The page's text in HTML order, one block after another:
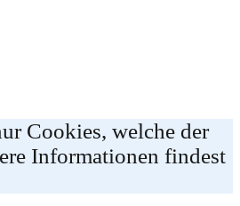
Cookies, welche der
Informationen findest